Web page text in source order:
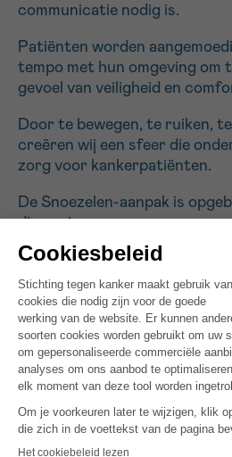
communicatie nodig is.
Patiënten worden
tempo met hun omgeving om
gevoel van veiligheid en
Door te bewegen, te ruiken,
creëren wij een sfeer die
zorg voor kankerpatiënten.
De Snoezelen-aanpak is
dimensies:
Aangepaste
verschillende zintuiglijke
auditief en tactiel.
Respect voor de persoon
ritme, waarbij de patiënt
spelen dankzij de
aanwezigheid van de
Het aanbieden van
ontspanning en het